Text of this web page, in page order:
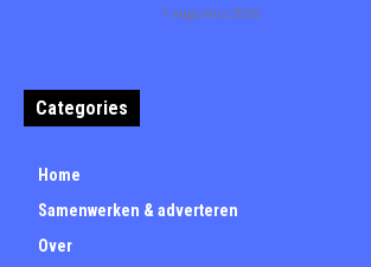
7 augustus 2026
Categories
Home
Samenwerken & adverteren
Over